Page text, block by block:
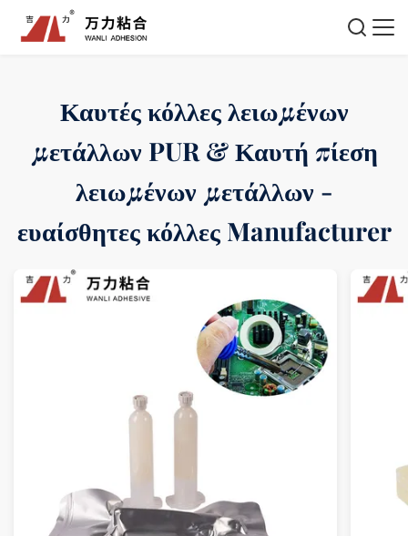
Καυτές κόλλες λειωμένων
μετάλλων PUR & Καυτή πίεση
λειωμένων μετάλλων -
ευαίσθητες κόλλες Manufacturer